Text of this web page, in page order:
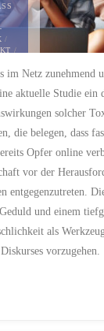
/
/
/
im Netz zunehmend
aktuelle Studie ein
solcher
die belegen, dass
Opfer online
vor der
entgegenzutreten.
und einem
als
vorzugehen.